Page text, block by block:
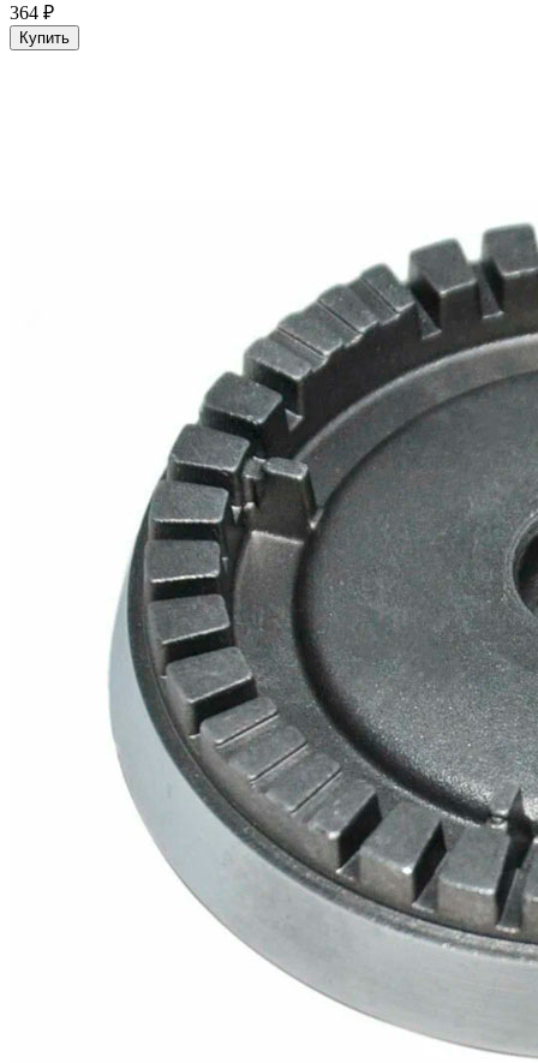
364 ₽
Купить